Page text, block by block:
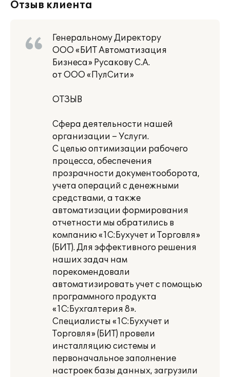
Отзыв клиента
Генеральному Директору
ООО «БИТ Автоматизация
Бизнеса» Русакову С.А.
от ООО «ПулСити»
ОТЗЫВ
Сфера деятельности нашей
организации – Услуги.
С целью оптимизации рабочего
процесса, обеспечения
прозрачности документооборота,
учета операций с денежными
средствами, а также
автоматизации формирования
отчетности мы обратились в
компанию «1С:Бухучет и Торговля»
(БИТ). Для эффективного решения
наших задач нам
порекомендовали
автоматизировать учет с помощью
программного продукта
«1С:Бухгалтерия 8».
Специалисты «1С:Бухучет и
Торговля» (БИТ) провели
инсталляцию системы и
первоначальное заполнение
настроек базы данных, загрузили